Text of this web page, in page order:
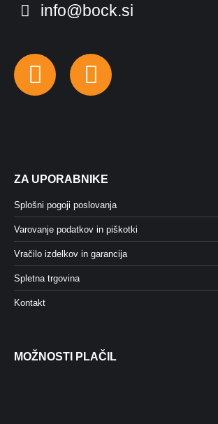
info@bock.si
FacebookInstagram
ZA UPORABNIKE
Splošni pogoji poslovanja
Varovanje podatkov in piškotki
Vračilo izdelkov in garancija
Spletna trgovina
Kontakt
MOŽNOSTI PLAČIL